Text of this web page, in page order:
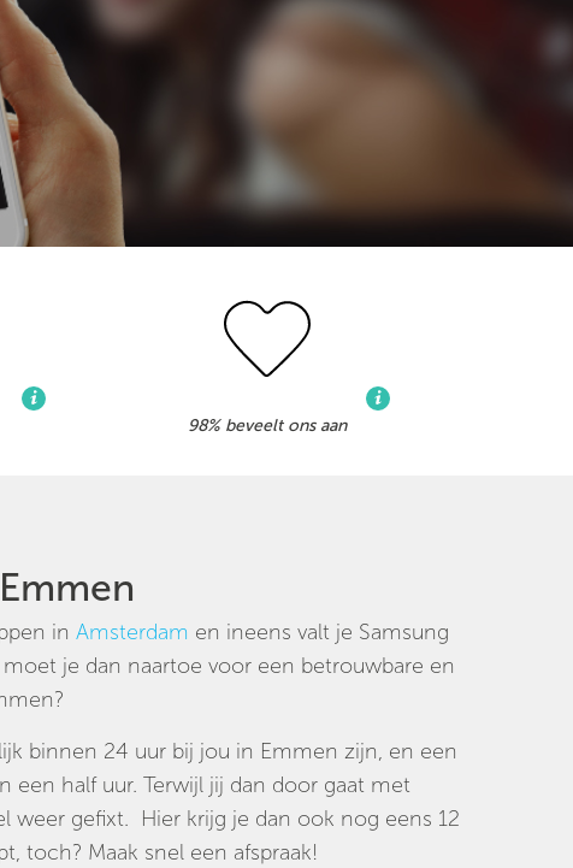
98% beveelt ons aan
in Amsterdam en ineens valt je Samsung
je dan naartoe voor een betrouwbare en
binnen 24 uur bij jou in Emmen zijn, en een
een half uur. Terwijl jij dan door gaat met
weer gefixt. Hier krijg je dan ook nog eens 12
toch? Maak snel een afspraak!